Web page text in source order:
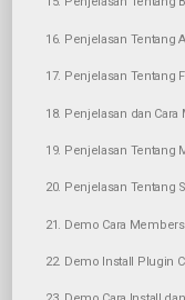
16. Penjelasan Tentang
17. Penjelasan Tentang
18. Penjelasan dan
19. Penjelasan Tentang
20. Penjelasan Tentang
21. Demo Cara
22. Demo Install Plugin